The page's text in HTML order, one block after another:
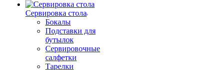
Сервировка стола
Бокалы
Подставки для
бутылок
Сервировочные
салфетки
Тарелки